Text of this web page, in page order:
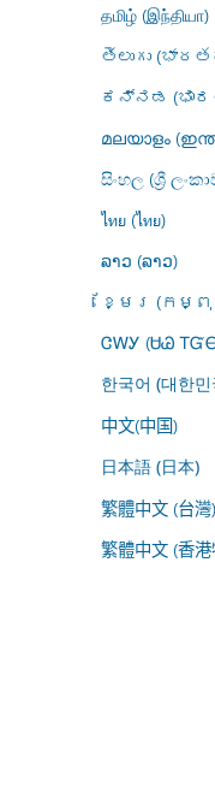
தமிழ் (இந்தியா)
తెలుగు
ಕನ್ನಡ
മലയാളം
සිංහල (ශ්‍රී
ไทย (ไทย)
ລາວ (ລາວ)
ខ្មែរ (កម្ពុ
ᏣᎳᎩ (ᏌᏊ
한국어 (대한민
中文(中国)
日本語 (日本)
繁體中文 (台灣)
繁體中文 (香